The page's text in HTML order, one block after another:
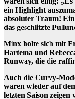
ein Highlight
absoluter Traum!
das geschlitzte
Minx holte sich mit
Hartema und
Runway, die die
Auch die Curvy-
waren wieder auf
letzten Saison zeigen